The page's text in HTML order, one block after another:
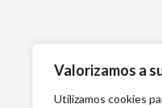
Valorizamos a
Utilizamos cookies